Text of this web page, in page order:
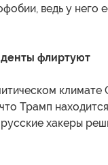
ведь у него
флиртуют
Трамп
хакеры